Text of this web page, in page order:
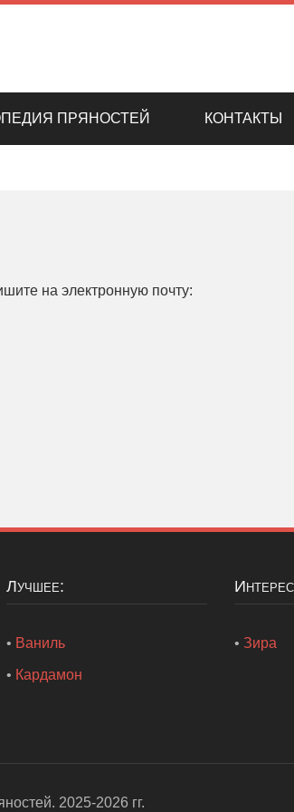
ПРЯНОСТЕЙ КОНТАКТЫ
на электронную почту:
Лучшее:
• Ваниль
• Кардамон
• Зира
. 2025-2026 гг.